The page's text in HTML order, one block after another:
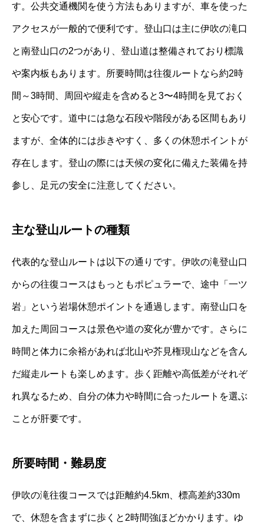
す。公共交通機関を使う方法もありますが、車を使った
アクセスが一般的で便利です。登山口は主に伊吹の滝口
と南登山口の2つがあり、登山道は整備されており標識
や案内板もあります。所要時間は往復ルートなら約2時
間～3時間、周回や縦走を含めると3〜4時間を見ておく
と安心です。道中には急な石段や階段がある区間もあり
ますが、全体的には歩きやすく、多くの休憩ポイントが
存在します。登山の際には天候の変化に備えた装備を持
参し、足元の安全に注意してください。
主な登山ルートの種類
代表的な登山ルートは以下の通りです。伊吹の滝登山口
からの往復コースはもっともポピュラーで、途中「一ツ
岩」という岩場休憩ポイントを通過します。南登山口を
加えた周回コースは景色や道の変化が豊かです。さらに
時間と体力に余裕があれば北山や芥見権現山などを含ん
だ縦走ルートも楽しめます。歩く距離や高低差がそれぞ
れ異なるため、自分の体力や時間に合ったルートを選ぶ
ことが肝要です。
所要時間・難易度
伊吹の滝往復コースでは距離約4.5km、標高差約330m
で、休憩を含まずに歩くと2時間強ほどかかります。ゆ